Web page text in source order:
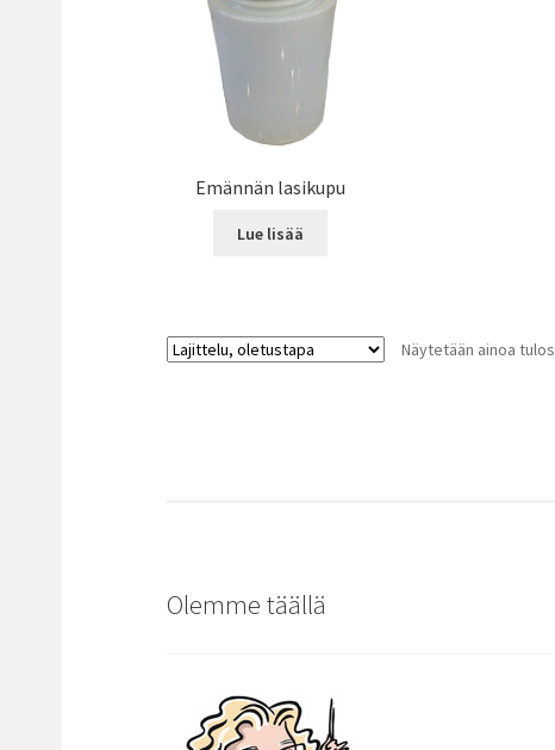
Emännän lasikupu
Lue lisää
Näytetään ainoa tulos
Olemme täällä